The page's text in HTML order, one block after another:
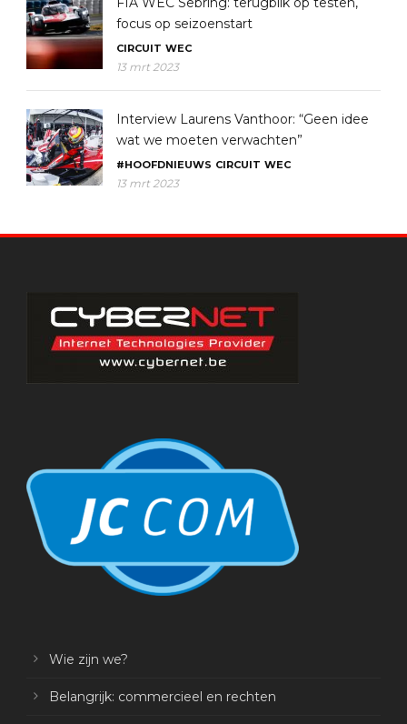
focus op seizoenstart
CIRCUIT WEC
13 mrt 2023
Interview Laurens Vanthoor: “Geen idee
wat we moeten verwachten”
#HOOFDNIEUWS CIRCUIT WEC
13 mrt 2023
Wie zijn we?
Belangrijk: commercieel en rechten